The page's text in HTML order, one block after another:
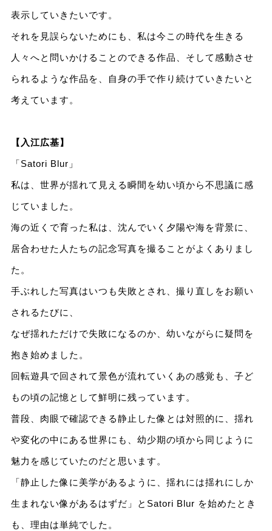
表示していきたいです。
それを見誤らないためにも、私は今この時代を生きる
人々へと問いかけることのできる作品、そして感動させ
られるような作品を、自身の手で作り続けていきたいと
考えています。
【入江広基】
「Satori Blur」
私は、世界が揺れて見える瞬間を幼い頃から不思議に感
じていました。
海の近くで育った私は、沈んでいく夕陽や海を背景に、
居合わせた人たちの記念写真を撮ることがよくありまし
た。
手ぶれした写真はいつも失敗とされ、撮り直しをお願い
されるたびに、
なぜ揺れただけで失敗になるのか、幼いながらに疑問を
抱き始めました。
回転遊具で回されて景色が流れていくあの感覚も、子ど
もの頃の記憶として鮮明に残っています。
普段、肉眼で確認できる静止した像とは対照的に、揺れ
や変化の中にある世界にも、幼少期の頃から同じように
魅力を感じていたのだと思います。
「静止した像に美学があるように、揺れには揺れにしか
生まれない像があるはずだ」とSatori Blur を始めたとき
も、理由は単純でした。